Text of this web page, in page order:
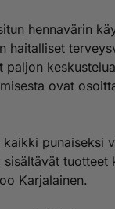
hennavärin
haitalliset
paljon
ovat
kaikki punaiseksi
sisältävät tuotteet
Karjalainen.